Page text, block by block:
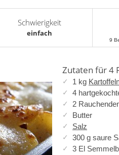
Schwierigkeit
einfach
9
Zutaten für 4
1 kg
4
2
Butter
Salz
300 g saure
3 El